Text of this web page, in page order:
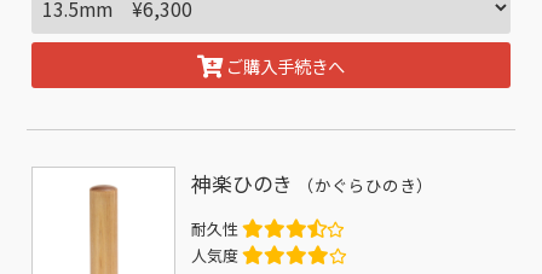
ご購入手続きへ
神楽ひのき （かぐらひのき）
耐久性
人気度